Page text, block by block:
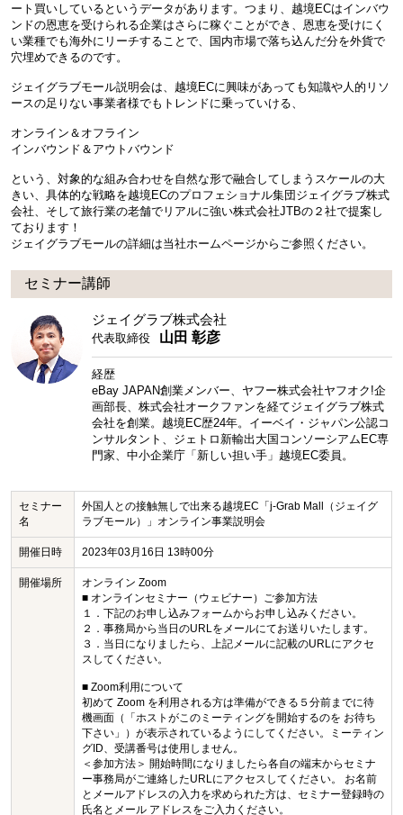
ート買いしているというデータがあります。つまり、越境ECはインバウ
ンドの恩恵を受けられる企業はさらに稼ぐことができ、恩恵を受けにく
い業種でも海外にリーチすることで、国内市場で落ち込んだ分を外貨で
穴埋めできるのです。
ジェイグラブモール説明会は、越境ECに興味があっても知識や人的リソ
ースの足りない事業者様でもトレンドに乗っていける、
オンライン＆オフライン
インバウンド＆アウトバウンド
という、対象的な組み合わせを自然な形で融合してしまうスケールの大
きい、具体的な戦略を越境ECのプロフェショナル集団ジェイグラブ株式
会社、そして旅行業の老舗でリアルに強い株式会社JTBの２社で提案し
ております！
ジェイグラブモールの詳細は当社ホームページからご参照ください。
セミナー講師
ジェイグラブ株式会社
代表取締役 山田 彰彦
経歴
eBay JAPAN創業メンバー、ヤフー株式会社ヤフオク!企
画部長、株式会社オークファンを経てジェイグラブ株式
会社を創業。越境EC歴24年。イーベイ・ジャパン公認コ
ンサルタント、ジェトロ新輸出大国コンソーシアムEC専
門家、中小企業庁「新しい担い手」越境EC委員。
セミナー
名
外国人との接触無しで出来る越境EC「j-Grab Mall（ジェイグ
ラブモール）」オンライン事業説明会
開催日時 2023年03月16日 13時00分
開催場所
オンライン Zoom
■ オンラインセミナー（ウェビナー）ご参加方法
１．下記のお申し込みフォームからお申し込みください。
２．事務局から当日のURLをメールにてお送りいたします。
３．当日になりましたら、上記メールに記載のURLにアクセ
スしてください。
■ Zoom利用について
初めて Zoom を利用される方は準備ができる５分前までに待
機画面（「ホストがこのミーティングを開始するのを お待ち
下さい」）が表示されているようにしてください。ミーティン
グID、受講番号は使用しません。
＜参加方法＞ 開始時間になりましたら各自の端末からセミナ
ー事務局がご連絡したURLにアクセスしてください。 お名前
とメールアドレスの入力を求められた方は、セミナー登録時の
氏名とメール アドレスをご入力ください。